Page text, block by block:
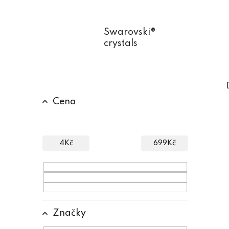
Swarovski®
crystals
P
r
a
n
n
Cena
4 Kč 699 Kč
Značky